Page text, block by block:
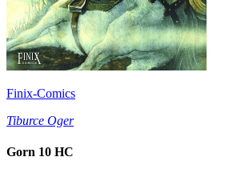
Finix-Comics
Tiburce Oger
Gorn 10 HC